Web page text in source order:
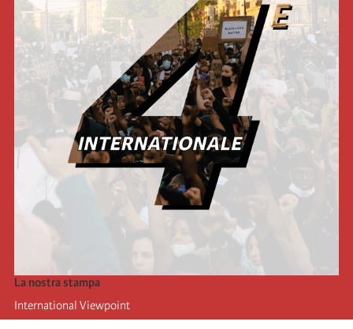
La nostra stampa
International Viewpoint